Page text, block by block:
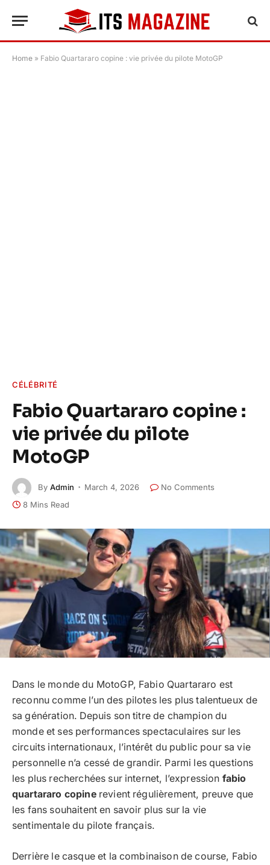
Home » Fabio Quartararo copine : vie privée du pilote MotoGP
CÉLÉBRITÉ
Fabio Quartararo copine :
vie privée du pilote
MotoGP
By Admin March 4, 2026
No Comments
8 Mins Read
Dans le monde du MotoGP, Fabio Quartararo est
reconnu comme l’un des pilotes les plus talentueux de
sa génération. Depuis son titre de champion du
monde et ses performances spectaculaires sur les
circuits internationaux, l’intérêt du public pour sa vie
personnelle n’a cessé de grandir. Parmi les questions
les plus recherchées sur internet, l’expression fabio
quartararo copinerevient régulièrement, preuve que
les fans souhaitent en savoir plus sur la vie
sentimentale du pilote français.
Derrière le casque et la combinaison de course, Fabio